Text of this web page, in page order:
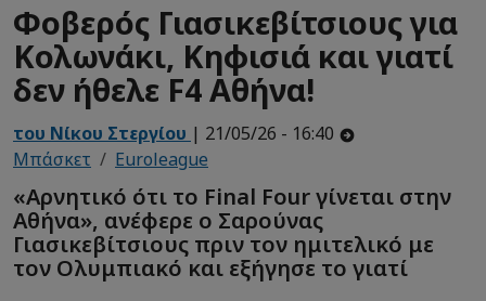
Φοβερός Γιασικεβίτσιους για
Κολωνάκι, Κηφισιά και γιατί
δεν ήθελε F4 Αθήνα!
του Νίκου Στεργίου | 21/05/26 - 16:40
Μπάσκετ
Euroleague
«Αρνητικό ότι το Final Four γίνεται στην
Αθήνα», ανέφερε ο Σαρούνας
Γιασικεβίτσιους πριν τον ημιτελικό με
τον Ολυμπιακό και εξήγησε το γιατί